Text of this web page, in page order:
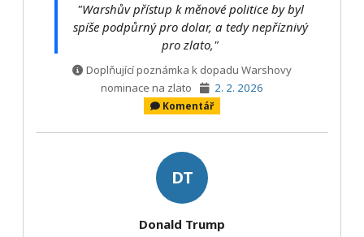
"Warshův přístup k měnové politice by byl
spíše podpůrný pro dolar, a tedy nepříznivý
pro zlato,"
Doplňující poznámka k dopadu Warshovy
nominace na zlato
2. 2. 2026
Komentář
DT
Donald Trump